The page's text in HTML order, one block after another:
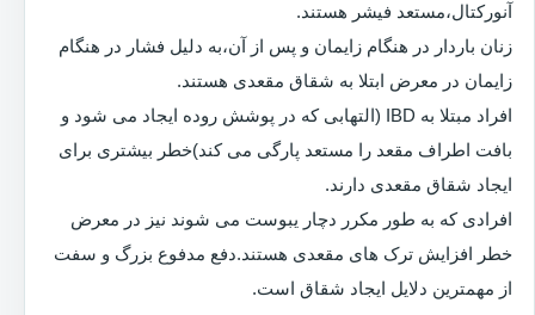
آنورکتال،مستعد فیشر هستند.
زنان باردار در هنگام زایمان و پس از آن،به دلیل فشار در هنگام
زایمان در معرض ابتلا به شقاق مقعدی هستند.
افراد مبتلا به IBD (التهابی که در پوشش روده ایجاد می شود و
بافت اطراف مقعد را مستعد پارگی می کند)خطر بیشتری برای
ایجاد شقاق مقعدی دارند.
افرادی که به طور مکرر دچار یبوست می شوند نیز در معرض
خطر افزایش ترک های مقعدی هستند.دفع مدفوع بزرگ و سفت
از مهمترین دلایل ایجاد شقاق است.